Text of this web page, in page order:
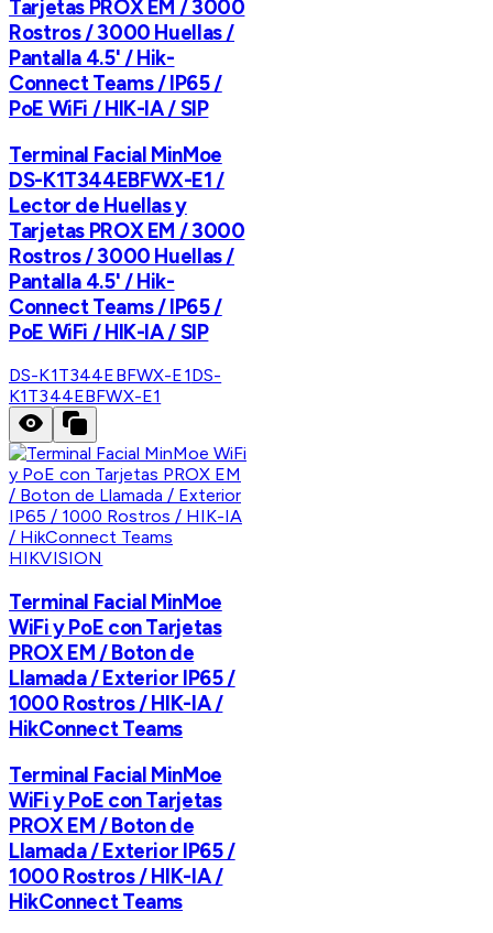
Tarjetas PROX EM / 3000
Rostros / 3000 Huellas /
Pantalla 4.5' / Hik-
Connect Teams / IP65 /
PoE WiFi / HIK-IA / SIP
Terminal Facial MinMoe
DS-K1T344EBFWX-E1 /
Lector de Huellas y
Tarjetas PROX EM / 3000
Rostros / 3000 Huellas /
Pantalla 4.5' / Hik-
Connect Teams / IP65 /
PoE WiFi / HIK-IA / SIP
DS-K1T344EBFWX-E1DS-
K1T344EBFWX-E1
HIKVISION
Terminal Facial MinMoe
WiFi y PoE con Tarjetas
PROX EM / Boton de
Llamada / Exterior IP65 /
1000 Rostros / HIK-IA /
HikConnect Teams
Terminal Facial MinMoe
WiFi y PoE con Tarjetas
PROX EM / Boton de
Llamada / Exterior IP65 /
1000 Rostros / HIK-IA /
HikConnect Teams